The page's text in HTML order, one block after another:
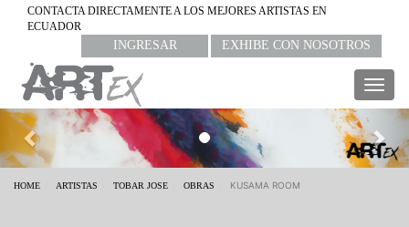
CONTACTA DIRECTAMENTE A LOS MEJORES ARTISTAS EN
ECUADOR
INGRESAR EXHIBE CON NOSOTROS
Previous
HOME ARTISTAS TOBAR JOSE OBRAS KUSAMA ROOM